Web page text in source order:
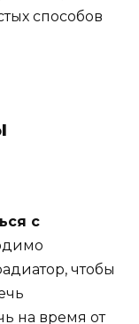
с
чтобы
на время от